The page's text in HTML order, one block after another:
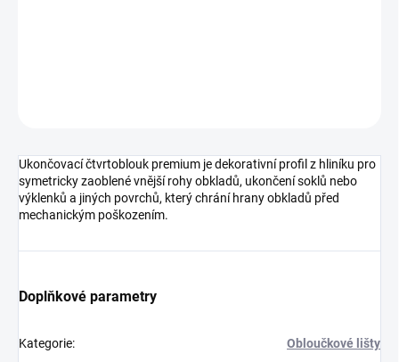
Ukončovací čtvrtoblouk premium je dekorativní profil z hliníku pro
symetricky zaoblené vnější rohy obkladů, ukončení soklů nebo
výklenků a jiných povrchů, který chrání hrany obkladů před
mechanickým poškozením.
Doplňkové parametry
Kategorie: Obloučkové lišty